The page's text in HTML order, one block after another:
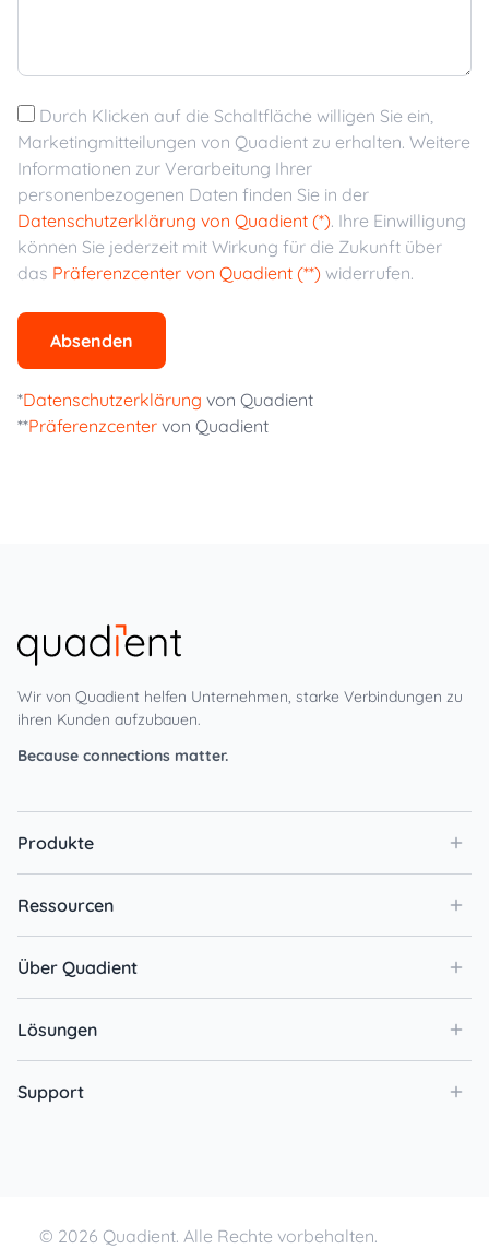
Durch Klicken auf die Schaltfläche willigen Sie ein,
Marketingmitteilungen von Quadient zu erhalten. Weitere
Informationen zur Verarbeitung Ihrer
personenbezogenen Daten finden Sie in der
Datenschutzerklärung von Quadient (*). Ihre Einwilligung
können Sie jederzeit mit Wirkung für die Zukunft über
das Präferenzcenter von Quadient (**) widerrufen.
Absenden
*Datenschutzerklärung von Quadient
**Präferenzcenter von Quadient
Wir von Quadient helfen Unternehmen, starke Verbindungen zu
ihren Kunden aufzubauen.
Because connections matter.
Produkte
Ressourcen
Über Quadient
Lösungen
Support
© 2026 Quadient. Alle Rechte vorbehalten.